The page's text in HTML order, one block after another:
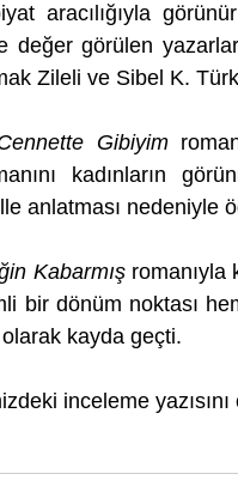
aracılığıyla
değer görülen
Zileli ve Sibel K.
Gibiyim
kadınların
anlatması nedeniyle
Kabarmış romanıyla
bir dönüm noktası
kayda geçti.
inceleme